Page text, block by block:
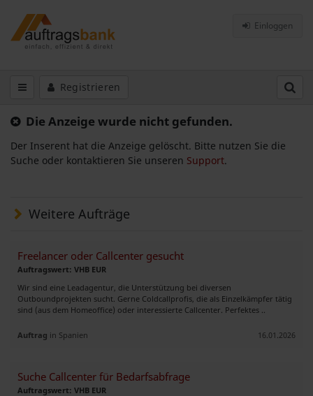
Einloggen
Registrieren
Die Anzeige wurde nicht gefunden.
Der Inserent hat die Anzeige gelöscht. Bitte nutzen Sie die
Suche oder kontaktieren Sie unseren Support.
Weitere Aufträge
Freelancer oder Callcenter gesucht
Auftragswert: VHB EUR
Wir sind eine Leadagentur, die Unterstützung bei diversen
Outboundprojekten sucht. Gerne Coldcallprofis, die als Einzelkämpfer tätig
sind (aus dem Homeoffice) oder interessierte Callcenter. Perfektes ..
Auftrag in Spanien 16.01.2026
Suche Callcenter für Bedarfsabfrage
Auftragswert: VHB EUR